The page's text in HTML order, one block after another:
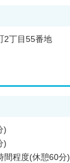
2丁目55番地
)
)
間程度(休憩60分)